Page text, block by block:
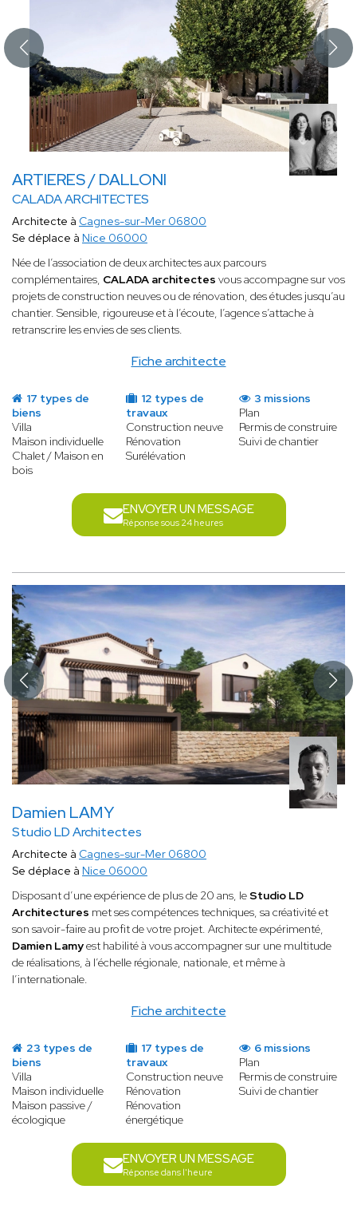
ARTIERES / DALLONI
CALADA ARCHITECTES
Fiche architecte
Architecte à Cagnes-sur-Mer 06800
Se déplace à Nice 06000
Née de l’association de deux architectes aux parcours
complémentaires, CALADA architectes vous accompagne sur vos
projets de construction neuves ou de rénovation, des études jusqu’au
chantier. Sensible, rigoureuse et à l’écoute, l’agence s’attache à
retranscrire les envies de ses clients.
17 types de
biens
Villa
Maison individuelle
Chalet / Maison en
bois
12 types de
travaux
Construction neuve
Rénovation
Surélévation
3 missions
Plan
Permis de construire
Suivi de chantier
ENVOYER UN MESSAGE
Réponse sous 24 heures
Damien LAMY
Studio LD Architectes
Fiche architecte
Architecte à Cagnes-sur-Mer 06800
Se déplace à Nice 06000
Disposant d’une expérience de plus de 20 ans, leStudio LD
Architectures met ses compétences techniques, sa créativité et
son savoir-faire au profit de votre projet. Architecte expérimenté,
Damien Lamyest habilité à vous accompagner sur une multitude
de réalisations, à l’échelle régionale, nationale, et même à
l’internationale.
23 types de
biens
Villa
Maison individuelle
Maison passive /
écologique
17 types de
travaux
Construction neuve
Rénovation
Rénovation
énergétique
6 missions
Plan
Permis de construire
Suivi de chantier
ENVOYER UN MESSAGE
Réponse dans l'heure